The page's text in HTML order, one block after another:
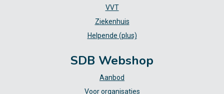
VVT
Ziekenhuis
Helpende (plus)
SDB Webshop
Aanbod
Voor organisaties